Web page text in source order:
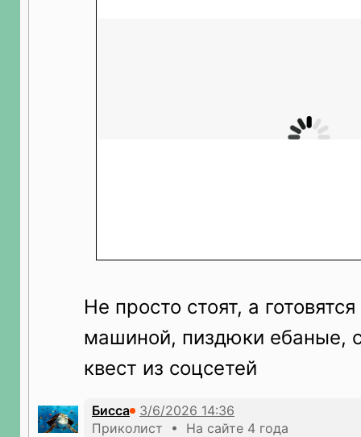
Не просто стоят, а
машиной, пиздюки ебаные,
квест из соцсетей
Бисса
Приколист • На сайте 4 года